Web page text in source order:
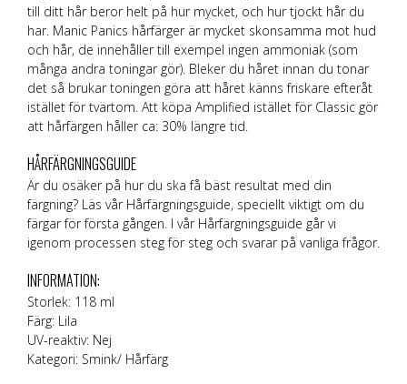
till ditt hår beror helt på hur mycket, och hur tjockt hår du
har. Manic Panics hårfärger är mycket skonsamma mot hud
och hår, de innehåller till exempel ingen ammoniak (som
många andra toningar gör). Bleker du håret innan du tonar
det så brukar toningen göra att håret känns friskare efteråt
istället för tvärtom. Att köpa Amplified istället för Classic gör
att hårfärgen håller ca: 30% längre tid.
HÅRFÄRGNINGSGUIDE
Är du osäker på hur du ska få bäst resultat med din
färgning? Läs vår Hårfärgningsguide, speciellt viktigt om du
färgar för första gången. I vår Hårfärgningsguide går vi
igenom processen steg för steg och svarar på vanliga frågor.
INFORMATION:
Storlek: 118 ml
Färg: Lila
UV-reaktiv: Nej
Kategori: Smink/ Hårfärg